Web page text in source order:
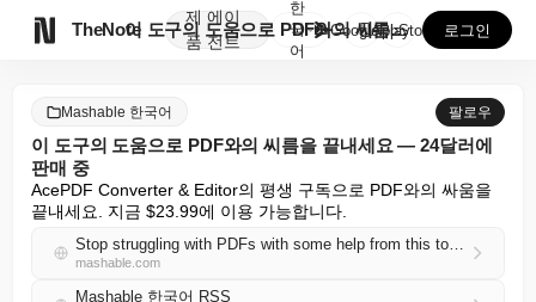
TheNote
제
품
에이
전트
이 도구의 도움으로 PDF와의 씨름을 끝내세요 — 24...
한
국
어
GooglePlay
AppStore 로그인
Mashable 한국어 팔로우
이 도구의 도움으로 PDF와의 씨름을 끝내세요 — 24달러에
판매 중
AcePDF Converter & Editor의 평생 구독으로 PDF와의 싸움을
끝내세요. 지금 $23.99에 이용 가능합니다.
Stop struggling with PDFs with some help from this tool — on sale for $24
mashable.com
Mashable 한국어 RSS